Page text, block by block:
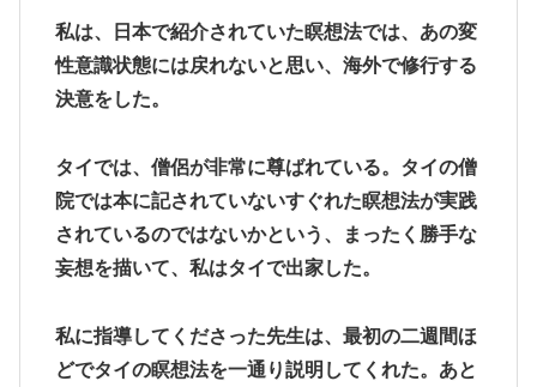
私は、日本で紹介されていた瞑想法では、あの変
性意識状態には戻れないと思い、海外で修行する
決意をした。
タイでは、僧侶が非常に尊ばれている。タイの僧
院では本に記されていないすぐれた瞑想法が実践
されているのではないかという、まったく勝手な
妄想を描いて、私はタイで出家した。
私に指導してくださった先生は、最初の二週間ほ
どでタイの瞑想法を一通り説明してくれた。あと